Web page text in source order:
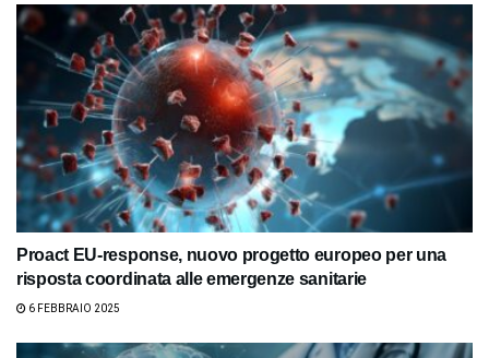
Proact EU-response, nuovo progetto europeo per una
risposta coordinata alle emergenze sanitarie
6 FEBBRAIO 2025